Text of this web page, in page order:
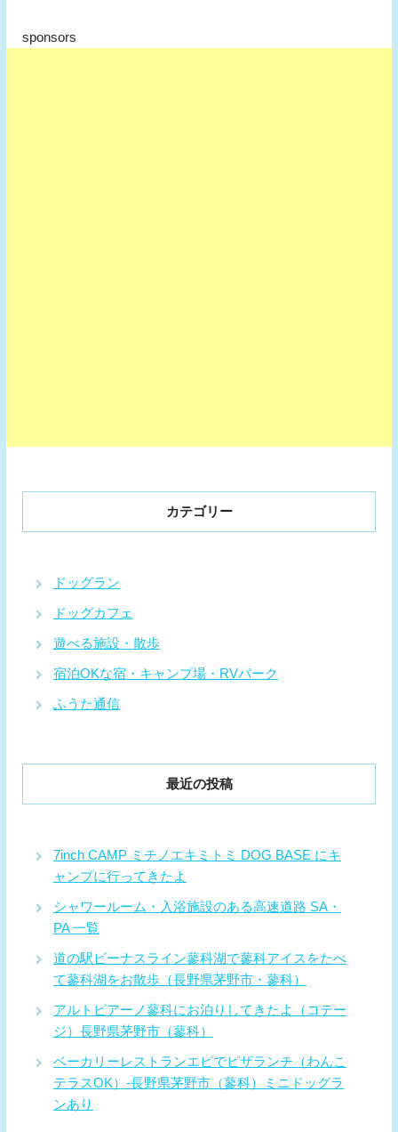
sponsors
カテゴリー
ドッグラン
ドッグカフェ
遊べる施設・散歩
宿泊OKな宿・キャンプ場・RVパーク
ふうた通信
最近の投稿
7inch CAMP ミチノエキミトミ DOG BASE にキ
ャンプに行ってきたよ
シャワールーム・入浴施設のある高速道路 SA・
PA 一覧
道の駅ビーナスライン蓼科湖で蓼科アイスをたべ
て蓼科湖をお散歩（長野県茅野市・蓼科）
アルトピアーノ蓼科にお泊りしてきたよ（コテー
ジ）長野県茅野市（蓼科）
ベーカリーレストランエピでピザランチ（わんこ
テラスOK）-長野県茅野市（蓼科）ミニドッグラ
ンあり